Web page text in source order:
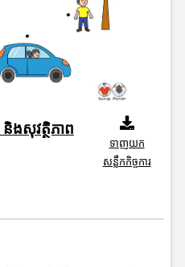
និងសុវត្ថិភាព
ទាញយក
សន្លឹកកិច្ចការ